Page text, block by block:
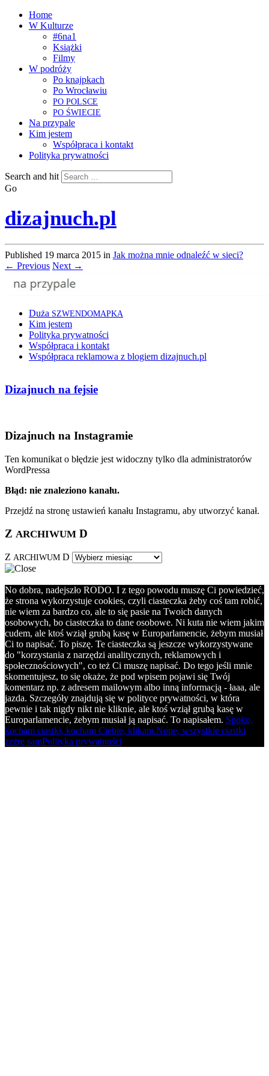
Home
W Kulturze
#6na1
Książki
Filmy
W podróży
Po knajpkach
Po Wrocławiu
PO POLSCE
PO ŚWIECIE
Na przypale
Kim jestem
Współpraca i kontakt
Polityka prywatności
Search and hit
Go
dizajnuch.pl
Published 19 marca 2015 in Jak można mnie odnaleźć w sieci?
← Previous Next →
Duża SZWENDOMAPKA
Kim jestem
Polityka prywatności
Współpraca i kontakt
Współpraca reklamowa z blogiem dizajnuch.pl
Dizajnuch na fejsie
Dizajnuch na Instagramie
Ten komunikat o błędzie jest widoczny tylko dla administratorów
WordPressa
Błąd: nie znaleziono kanału.
Przejdź na stronę ustawień kanału Instagramu, aby utworzyć kanał.
Z ARCHIWUM D
Z ARCHIWUM D
No dobra, nadejszło RODO. I z tego powodu muszę Ci powiedzieć,
że strona wykorzystuje cookies, czyli ciasteczka żeby coś tam robić,
nie wiem za bardzo co, ale to się pasie na Twoich danych
osobowych, bo ciasteczka to dane osobowe. Ni kuta nie wiem jakim
cudem, ale ktoś wziął grubą kasę w Europarlamencie, żebym musiał
Ci to napisać. To piszę. Te ciasteczka są jeszcze wykorzystywane
do "korzystania z narzędzi analitycznych, reklamowych i
społecznościowych", co też Ci muszę napisać. Do tego jeśli mnie
skomentujesz, to się okaże, że pod wpisem pojawi się Twój
komentarz np. z adresem mailowym albo inną informacją - łaaa, ale
jazda. Szczegóły znajdują się w polityce prywatności, w która
pewnie i tak nigdy nikt nie kliknie, ale ktoś wziął grubą kasę w
Europarlamencie, żebym musiał ją napisać. To napisałem. Spoko,
kocham ciastki, kocham Ciebie, klikam.Nope, wszystkie ciastki
zeżrę samPolityka prywatności